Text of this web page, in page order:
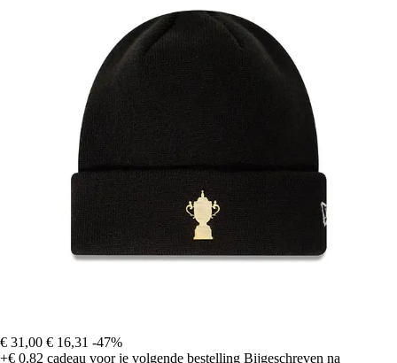
€ 31,00 € 16,31 -47%
+€ 0,82 cadeau voor je volgende bestelling Bijgeschreven na